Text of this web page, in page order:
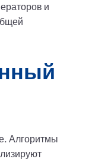
и
Алгоритмы